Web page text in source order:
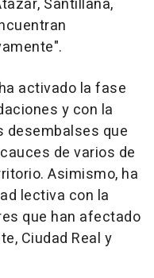
Santillana,
activado la fase
y con la
desembalses que
de varios de
Asimismo, ha
lectiva con la
que han afectado
Ciudad Real y